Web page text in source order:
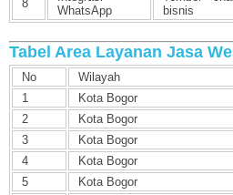
8
WhatsApp
bisnis
Tabel Area Layanan Jasa
No Wilayah
1
Kota Bogor
2
Kota Bogor
3
Kota Bogor
4
Kota Bogor
5
Kota Bogor